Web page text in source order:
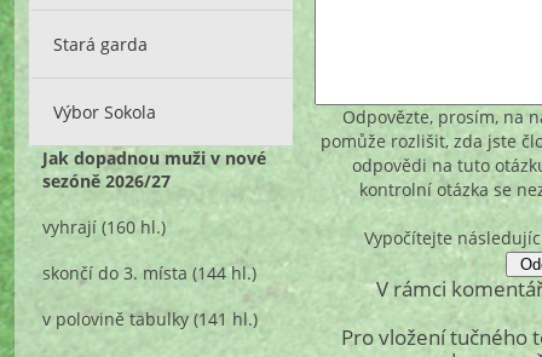
Stará garda
Výbor Sokola
Jak dopadnou muži v nové
sezóně 2026/27
vyhrají (160 hl.)
skončí do 3. místa (144 hl.)
v polovině tabulky (141 hl.)
Odpovězte, prosím, na
pomůže rozlišit, zda jste
odpovědi na tuto
kontrolní otázka se
Vypočítejte
V rámci
Pro vložení tučného